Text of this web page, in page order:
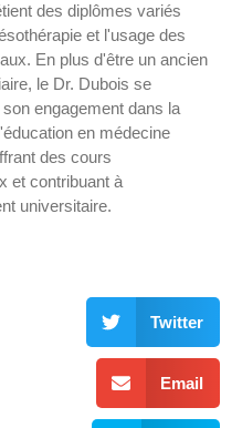
des diplômes variés
et l'usage des
En plus d'être un ancien
le Dr. Dubois se
engagement dans la
en médecine
des cours
et contribuant à
universitaire.
Twitter
Email